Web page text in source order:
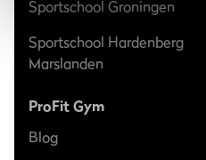
Sportschool Groningen
Sportschool Hardenberg
Marslanden
ProFit Gym
Blog